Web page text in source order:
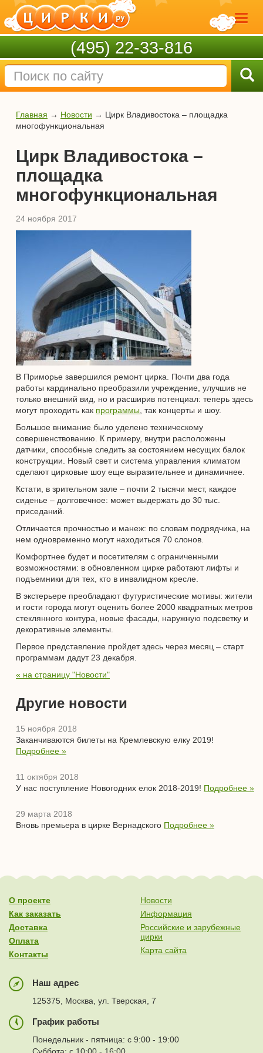
(495) 22-33-816
Главная → Новости → Цирк Владивостока – площадка
многофункциональная
Цирк Владивостока –
площадка
многофункциональная
24 ноября 2017
В Приморье завершился ремонт цирка. Почти два года
работы кардинально преобразили учреждение, улучшив не
только внешний вид, но и расширив потенциал: теперь здесь
могут проходить как программы , так концерты и шоу.
Большое внимание было уделено техническому
совершенствованию. К примеру, внутри расположены
датчики, способные следить за состоянием несущих балок
конструкции. Новый свет и система управления климатом
сделают цирковые шоу еще выразительнее и динамичнее.
Кстати, в зрительном зале – почти 2 тысячи мест, каждое
сиденье – долговечное: может выдержать до 30 тыс.
приседаний.
Отличается прочностью и манеж: по словам подрядчика, на
нем одновременно могут находиться 70 слонов.
Комфортнее будет и посетителям с ограниченными
возможностями: в обновленном цирке работают лифты и
подъемники для тех, кто в инвалидном кресле.
В экстерьере преобладают футуристические мотивы: жители
и гости города могут оценить более 2000 квадратных метров
стеклянного контура, новые фасады, наружную подсветку и
декоративные элементы.
Первое представление пройдет здесь через месяц – старт
программам дадут 23 декабря.
« на страницу "Новости"
Другие новости
15 ноября 2018
Заканчиваются билеты на Кремлевскую елку 2019!
Подробнее »
11 октября 2018
У нас поступление Новогодних елок 2018-2019! Подробнее »
29 марта 2018
Вновь премьера в цирке Вернадского Подробнее »
О проекте
Как заказать
Доставка
Оплата
Контакты
Новости
Информация
Российские и зарубежные
цирки
Карта сайта
Наш адрес
125375, Москва, ул. Тверская, 7
График работы
Понедельник - пятница: с 9:00 - 19:00